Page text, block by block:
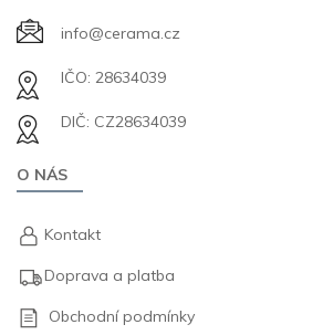
info@cerama.cz
IČO: 28634039
DIČ: CZ28634039
O NÁS
Kontakt
Doprava a platba
Obchodní podmínky